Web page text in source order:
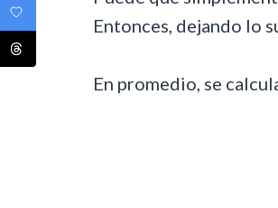
Entonces, dejando lo
En promedio, se